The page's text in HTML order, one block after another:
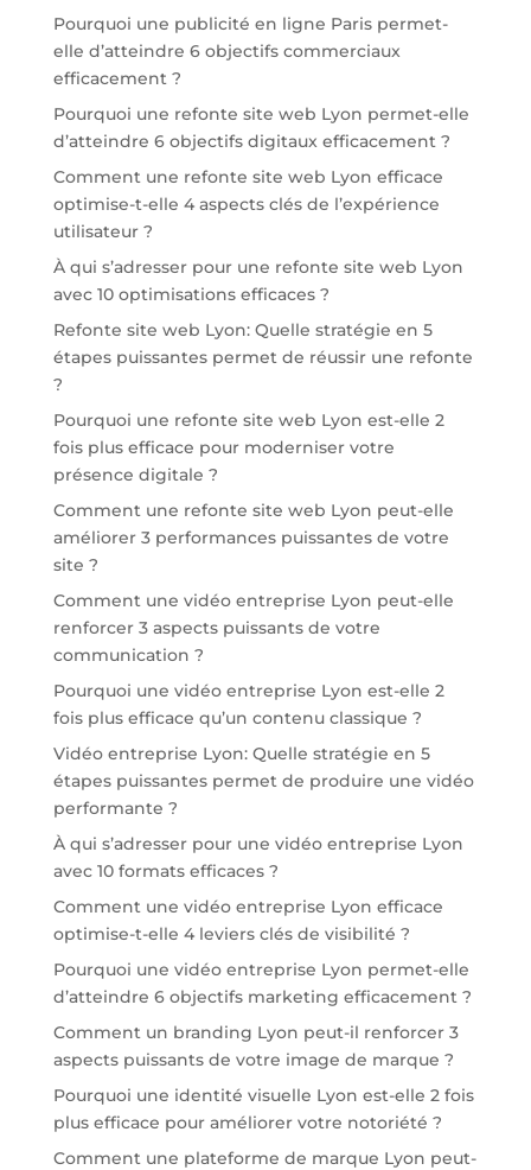
Pourquoi une publicité en ligne Paris permet-
elle d’atteindre 6 objectifs commerciaux
efficacement ?
Pourquoi une refonte site web Lyon permet-elle
d’atteindre 6 objectifs digitaux efficacement ?
Comment une refonte site web Lyon efficace
optimise-t-elle 4 aspects clés de l’expérience
utilisateur ?
À qui s’adresser pour une refonte site web Lyon
avec 10 optimisations efficaces ?
Refonte site web Lyon: Quelle stratégie en 5
étapes puissantes permet de réussir une refonte
?
Pourquoi une refonte site web Lyon est-elle 2
fois plus efficace pour moderniser votre
présence digitale ?
Comment une refonte site web Lyon peut-elle
améliorer 3 performances puissantes de votre
site ?
Comment une vidéo entreprise Lyon peut-elle
renforcer 3 aspects puissants de votre
communication ?
Pourquoi une vidéo entreprise Lyon est-elle 2
fois plus efficace qu’un contenu classique ?
Vidéo entreprise Lyon: Quelle stratégie en 5
étapes puissantes permet de produire une vidéo
performante ?
À qui s’adresser pour une vidéo entreprise Lyon
avec 10 formats efficaces ?
Comment une vidéo entreprise Lyon efficace
optimise-t-elle 4 leviers clés de visibilité ?
Pourquoi une vidéo entreprise Lyon permet-elle
d’atteindre 6 objectifs marketing efficacement ?
Comment un branding Lyon peut-il renforcer 3
aspects puissants de votre image de marque ?
Pourquoi une identité visuelle Lyon est-elle 2 fois
plus efficace pour améliorer votre notoriété ?
Comment une plateforme de marque Lyon peut-